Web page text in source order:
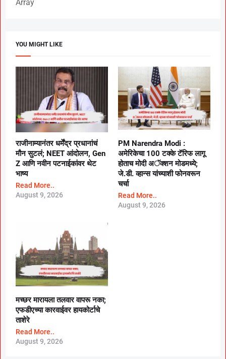
Array
YOU MIGHT LIKE
राजीनाम्यानंतर धर्मेंद्र प्रधानांचं
मौन सुटलं; NEET आंदोलन, Gen
Z आणि नवीन पटनाईकांवर थेट
भाष्य
Read More..
August 9, 2026
PM Narendra Modi :
अमेरिकेचा 100 टक्के टॅरिफ लागू
होताच मोदी अॅक्शन मोडमध्ये;
जे.डी. व्हान्स यांच्याशी फोनवरून
चर्चा
Read More..
August 9, 2026
मच्छर मारायला तलवार वापरू नका;
एफडीएच्या कारवाईवर हायकोर्टाचे
ताशेरे
Read More..
August 9, 2026